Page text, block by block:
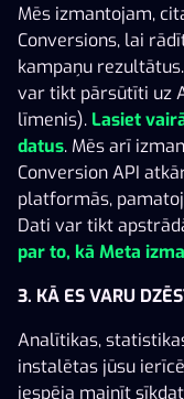
Rādīt vairāk
Mēs izmantojam,
Conversions, lai
kampaņu
var tikt pārsūtīti uz
līmenis). Lasiet
datus. Mēs arī
Conversion API
platformās,
Dati var tikt
par to, kā Meta
3. KĀ ES VARU
Analītikas,
instalētas jūsu
iespēja mainīt